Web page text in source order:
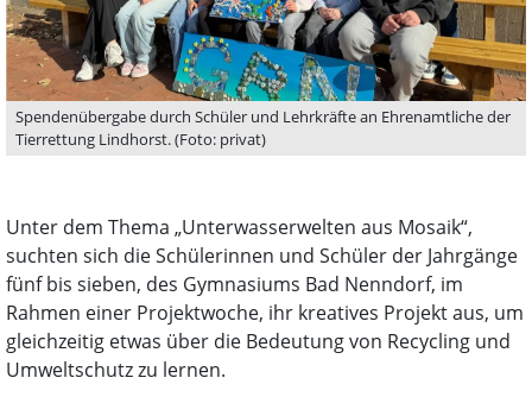
Spendenübergabe durch Schüler und Lehrkräfte an Ehrenamtliche der
Tierrettung Lindhorst. (Foto: privat)
Unter dem Thema „Unterwasserwelten aus Mosaik“,
suchten sich die Schülerinnen und Schüler der Jahrgänge
fünf bis sieben, des Gymnasiums Bad Nenndorf, im
Rahmen einer Projektwoche, ihr kreatives Projekt aus, um
gleichzeitig etwas über die Bedeutung von Recycling und
Umweltschutz zu lernen.